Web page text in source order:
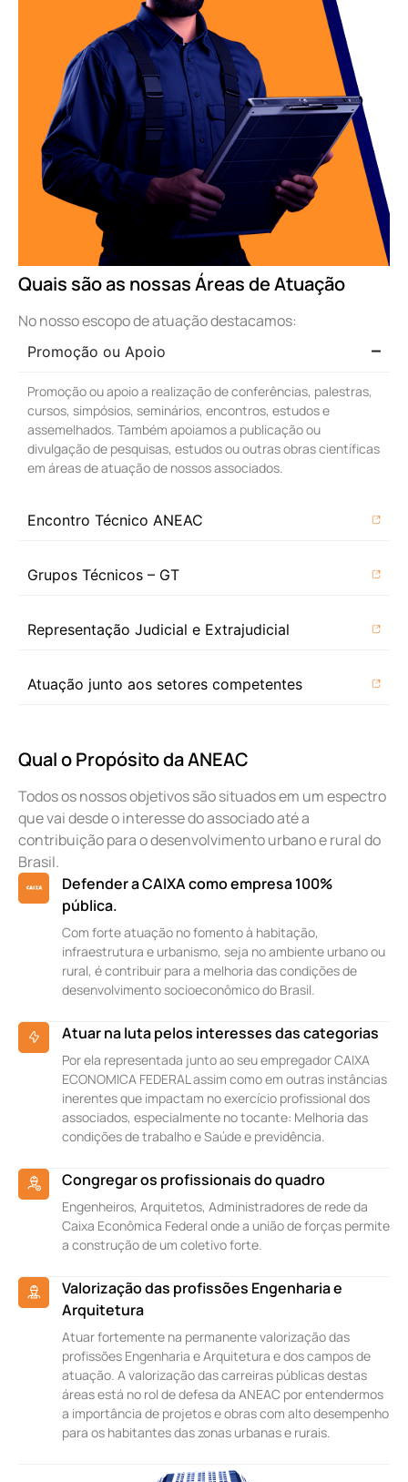
Quais são as nossas Áreas de Atuação
No nosso escopo de atuação destacamos:
Promoção ou Apoio
Promoção ou apoio a realização de conferências, palestras,
cursos, simpósios, seminários, encontros, estudos e
assemelhados. Também apoiamos a publicação ou
divulgação de pesquisas, estudos ou outras obras científicas
em áreas de atuação de nossos associados.
Encontro Técnico ANEAC
Grupos Técnicos – GT
Representação Judicial e Extrajudicial
Atuação junto aos setores competentes
Qual o Propósito da ANEAC
Todos os nossos objetivos são situados em um espectro
que vai desde o interesse do associado até a
contribuição para o desenvolvimento urbano e rural do
Brasil.
Defender a CAIXA como empresa 100%
pública.
Com forte atuação no fomento à habitação,
infraestrutura e urbanismo, seja no ambiente urbano ou
rural, é contribuir para a melhoria das condições de
desenvolvimento socioeconômico do Brasil.
Atuar na luta pelos interesses das categorias
Por ela representada junto ao seu empregador CAIXA
ECONOMICA FEDERAL assim como em outras instâncias
inerentes que impactam no exercício profissional dos
associados, especialmente no tocante: Melhoria das
condições de trabalho e Saúde e previdência.
Congregar os profissionais do quadro
Engenheiros, Arquitetos, Administradores de rede da
Caixa Econômica Federal onde a união de forças permite
a construção de um coletivo forte.
Valorização das profissões Engenharia e
Arquitetura
Atuar fortemente na permanente valorização das
profissões Engenharia e Arquitetura e dos campos de
atuação. A valorização das carreiras públicas destas
áreas está no rol de defesa da ANEAC por entendermos
a importância de projetos e obras com alto desempenho
para os habitantes das zonas urbanas e rurais.